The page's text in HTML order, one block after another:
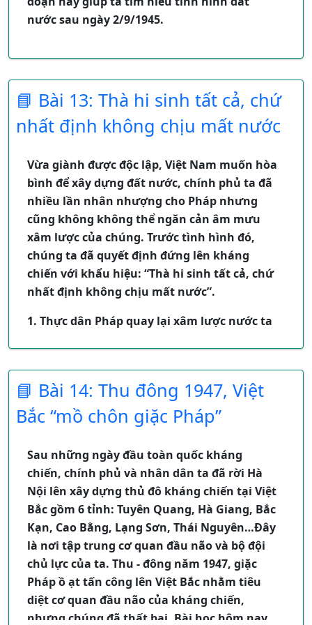
5/6/1911: Nguyễn Tất Thành ra đi tìm
đường cứu nước
1930 – 1931: Phong trào Xô Viết Nghệ -
Tĩnh
8/1945: Cách mạng tháng Tám thành công
2/9/1945: Bác Hồ đọc bản tuyên ngôn độc
lập.
nước sau ngày 2/9/1945.
Giặc đói
Giặc ngoại xâm
=> Đất nước vào tình thế nghìn cân treo sợi tóc.
2. Những giải pháp mà Đảng và Bác Hồ đã làm
để giúp đất nước thoát khỏi tình thế hiểm
nghèo.
Đẩy lùi giặc đói:
Lập hũ gạo cứu đói, ngày đồng tâm, …
dành gạo cho dân nghèo
phong trào tăng gia sản xuất nông
nghiệp.
Mở lớp bình dân học vụ ở khắp nơi để
xóa nạn mù chữ.
Trường học được mở thêm, trẻ em
Chống giặc ngoại xâm:
Ngoại giao khôn khéo đẩy quân Tưởng
về nước
Hòa hoãn, nhấn nhượng với Pháp để
có thời gian chuẩn bị kháng chiến lâu
dài.
Lập “ quỹ độc lập”, “ quỹ đảm phụ quốc
phòng”, “tuần lễ vàng” để quyên góp
xây dựng đất nước.
📘 Bài 13: Thà hi sinh tất cả, chứ
nhất định không chịu mất nước
Vừa giành được độc lập, Việt Nam muốn hòa
bình để xây dựng đất nước, chính phủ ta đã
nhiều lần nhân nhượng cho Pháp nhưng
cũng không không thể ngăn cản âm mưu
xâm lược của chúng. Trước tình hình đó,
chúng ta đã quyết định đứng lên kháng
chiến với khẩu hiệu: “Thà hi sinh tất cả, chứ
nhất định không chịu mất nước”.
1. Thực dân Pháp quay lại xâm lược nước ta
Sau cách mạng tháng Tám, thực dân Pháp
quay lại đánh chiếm Sài Gòn , mở rộng xâm
lược ở Nam Bộ.
Đánh chiếm Hà Nội, Hải Phòng.
Ngày 18/12/1946 chúng gửi tối hậu tư đòi
giao quyền kiểm soát Hà Nội cho chúng.
2. Lời kêu gọi toàn quốc kháng chiến của
chủ tịch Hồ Chí Minh
Đêm ngày 18, rạng sáng 19/12/1946 Đảng
và Chính phủ đã họp và phát động toàn
quốc kháng chiến chống thực dân Pháp.
Ngày 20/12/1946 Đài tiếng nói Việt Nam
phát đi lời kêu gọi toàn quốc kháng chiến
📘 Bài 14: Thu đông 1947, Việt
Bắc “mồ chôn giặc Pháp”
Sau những ngày đầu toàn quốc kháng
chiến, chính phủ và nhân dân ta đã rời Hà
Nội lên xây dựng thủ đô kháng chiến tại Việt
Bắc gồm 6 tỉnh: Tuyên Quang, Hà Giang, Bắc
Kạn, Cao Bằng, Lạng Sơn, Thái Nguyên…Đây
là nơi tập trung cơ quan đầu não và bộ đội
chủ lực của ta. Thu - đông năm 1947, giặc
Pháp ồ ạt tấn công lên Việt Bắc nhằm tiêu
diệt cơ quan đầu não của kháng chiến,
nhưng chúng đã thất bại. Bài học hôm nay